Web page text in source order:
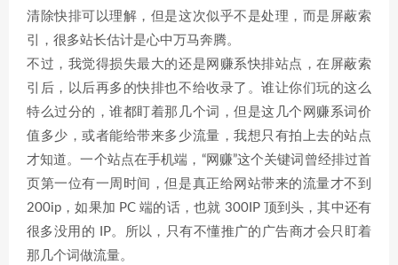
清除快排可以理解，但是这次似乎不是处理，而是屏蔽索
引，很多站长估计是心中万马奔腾。
不过，我觉得损失最大的还是网赚系快排站点，在屏蔽索
引后，以后再多的快排也不给收录了。谁让你们玩的这么
特么过分的，谁都盯着那几个词，但是这几个网赚系词价
值多少，或者能给带来多少流量，我想只有拍上去的站点
才知道。一个站点在手机端，“网赚”这个关键词曾经排过首
页第一位有一周时间，但是真正给网站带来的流量才不到
200ip，如果加 PC 端的话，也就 300IP 顶到头，其中还有
很多没用的 IP。所以，只有不懂推广的广告商才会只盯着
那几个词做流量。